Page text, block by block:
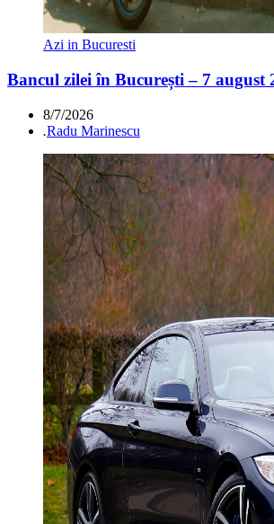
Azi in Bucuresti
Bancul zilei în București – 7 august
8/7/2026
.Radu Marinescu